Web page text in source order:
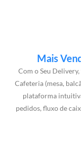
Mais
Com o Seu
Cafeteria (mesa,
plataforma
pedidos, fluxo de